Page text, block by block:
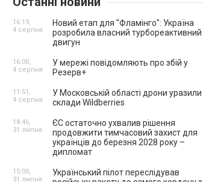
Новий етап для "Фламінго": Україна
розробила власний турбореактивний
двигун
16:19,
4 серпня
У мережі повідомляють про збій у
Резерв+
16:00,
4 серпня
У Московській області дрони уразили
склади Wildberries
11:51,
4 серпня
ЄС остаточно ухвалив рішення
продовжити тимчасовий захист для
українців до березня 2028 року –
дипломат
18:46,
31 липня
Український пілот переслідував
15:00,
31 липня